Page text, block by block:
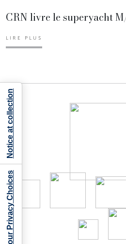
CRN livre le superyacht
LIRE PLUS
Your Privacy Choices
Notice at collection